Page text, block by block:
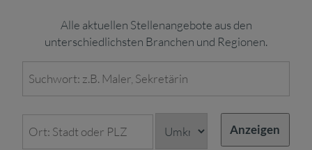
Alle aktuellen Stellenangebote aus den
unterschiedlichsten Branchen und Regionen.